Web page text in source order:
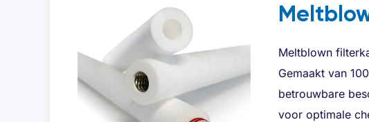
Meltblown
Gemaakt van
betrouwbare
voor optimale